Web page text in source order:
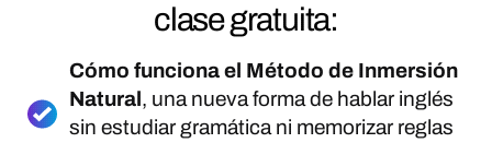
clase gratuita:
Cómo funciona el Método de Inmersión
Natural, una nueva forma de hablar inglés
sin estudiar gramática ni memorizar reglas